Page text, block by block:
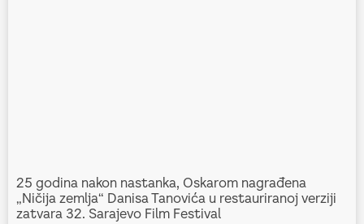
25 godina nakon nastanka, Oskarom nagrađena
„Ničija zemlja“ Danisa Tanovića u restauriranoj verziji
zatvara 32. Sarajevo Film Festival